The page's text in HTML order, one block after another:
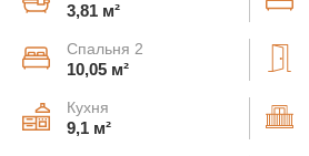
3,81 м²
Спальня 2
10,05 м²
Кухня
9,1 м²